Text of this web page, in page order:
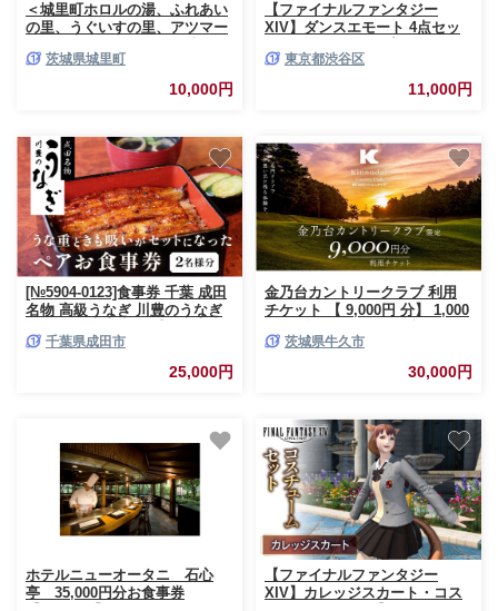
＜城里町ホロルの湯、ふれあい
の里、うぐいすの里、アツマー
3,000円分 （1000円×3枚）利用
券 ギフト券 温泉 日帰り 家族
旅行 キャンプ場 ファミリー オ
ー プール 施設 テニス ホロルの
湯 ふれあいの里 うぐいすの里
アツマーレ 城里町 茨城県
(BF019)
茨城県城里町
10,000円
【ファイナルファンタジー
XIV】ダンスエモート 4点セッ
ンタジー/グゥーブー・ドゥ/ヒ
ールトー） 【ゲーム アイテム
ダンスエモート オンラインゲー
東京都渋谷区
11,000円
[№5904-0123]食事券 千葉 成田
名物 高級うなぎ 川豊のうなぎ
セット レストラン お食事券 ペ
アチケット 川豊 国産うなぎ う
なぎ うな重 肝吸い セット 日本
千葉県成田市
25,000円
金乃台カントリークラブ 利用
チケット 【 9,000円 分】 1,000
場 クーポン プレー券 入場券 利
用券 施設利用券 体験チケット
茨城県牛久市
30,000円
ホテルニューオータニ 石心
亭 35,000円分お食事券
【ファイナルファンタジー
XIV】カレッジスカート・コス